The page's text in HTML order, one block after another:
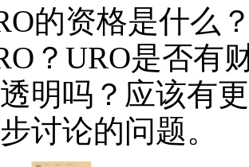
的资格是什么
？URO是否有
明吗？应该有
讨论的问题。